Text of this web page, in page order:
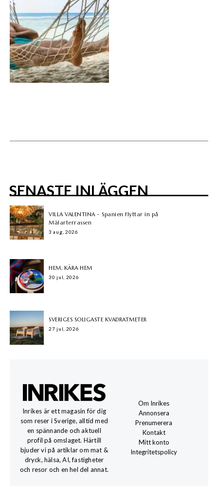
SENASTE INLÄGGEN
VILLA VALENTINA – Spanien flyttar in på
Mälarterrassen
3 aug, 2026
HEM, KÄRA HEM
30 jul, 2026
SVERIGES SOLIGASTE KVADRATMETER
27 jul, 2026
Inrikes är ett magasin för dig
som reser i Sverige, alltid med
en spännande och aktuell
profil på omslaget. Härtill
bjuder vi på artiklar om mat &
dryck, hälsa, AI, fastigheter
och resor och en hel del annat.
Om Inrikes
Annonsera
Prenumerera
Kontakt
Mitt konto
Integritetspolicy